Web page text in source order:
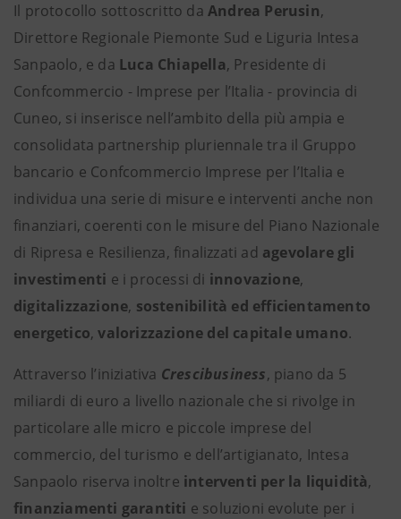
Il protocollo sottoscritto da Andrea Perusin,
Direttore Regionale Piemonte Sud e Liguria Intesa
Sanpaolo, e da Luca Chiapella, Presidente di
Confcommercio - Imprese per l’Italia - provincia di
Cuneo, si inserisce nell’ambito della più ampia e
consolidata partnership pluriennale tra il Gruppo
bancario e Confcommercio Imprese per l’Italia e
individua una serie di misure e interventi anche non
finanziari, coerenti con le misure del Piano Nazionale
di Ripresa e Resilienza, finalizzati ad agevolare gli
investimenti e i processi di innovazione,
digitalizzazione, sostenibilità ed efficientamento
energetico,valorizzazione del capitale umano.
Attraverso l’iniziativa Crescibusiness, piano da 5
miliardi di euro a livello nazionale che si rivolge in
particolare alle micro e piccole imprese del
commercio, del turismo e dell’artigianato, Intesa
Sanpaolo riserva inoltre interventi per la liquidità,
finanziamenti garantiti e soluzioni evolute per i